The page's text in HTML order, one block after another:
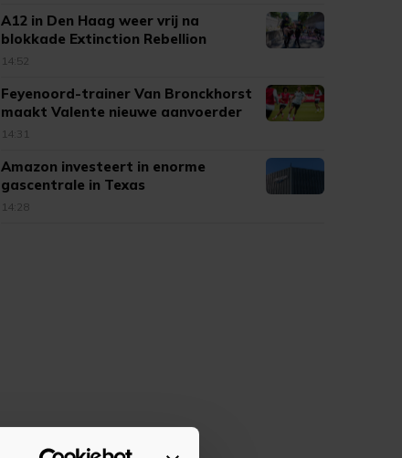
A12 in Den Haag weer vrij na
blokkade Extinction Rebellion
14:52
Feyenoord-trainer Van Bronckhorst
maakt Valente nieuwe aanvoerder
14:31
Amazon investeert in enorme
gascentrale in Texas
14:28